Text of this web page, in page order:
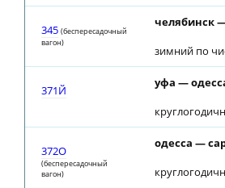
345 (беспересадочный
вагон)
челябинск
зимний по
371Й
уфа —
372О
(беспересадочный
вагон)
одесса —